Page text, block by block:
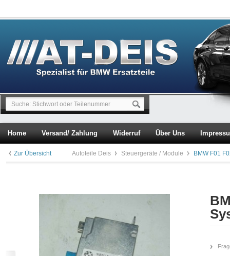
Home Versand/ Zahlung Widerruf Über Uns
Zur Übersicht Autoteile Deis Steuergeräte / Module BMW F01